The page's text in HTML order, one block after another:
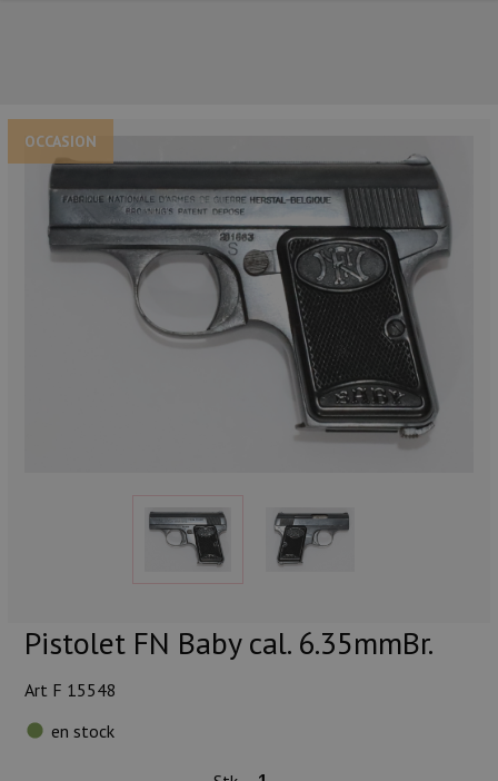
OCCASION
Pistolet FN Baby cal. 6.35mmBr.
Art F 15548
en stock
NOS PRINCIPALES MARQUES